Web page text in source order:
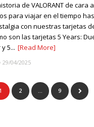
de VALORANT de cara
para viajar en el tiempo
con nuestras tarjetas
son las tarjetas 5 Years:
5... [Read More]
29/04/2025
1 2 … 9